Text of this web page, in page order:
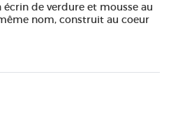
écrin de verdure et mousse au
nom, construit au coeur